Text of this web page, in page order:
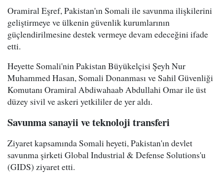
Oramiral Eşref, Pakistan'ın Somali ile savunma ilişkilerini
geliştirmeye ve ülkenin güvenlik kurumlarının
güçlendirilmesine destek vermeye devam edeceğini ifade
etti.
Heyette Somali'nin Pakistan Büyükelçisi Şeyh Nur
Muhammed Hasan, Somali Donanması ve Sahil Güvenliği
Komutanı Oramiral Abdiwahaab Abdullahi Omar ile üst
düzey sivil ve askeri yetkililer de yer aldı.
Savunma sanayii ve teknoloji transferi
Ziyaret kapsamında Somali heyeti, Pakistan'ın devlet
savunma şirketi Global Industrial & Defense Solutions'u
(GIDS) ziyaret etti.